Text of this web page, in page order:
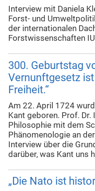
Interview mit Daniela
Forst- und
der internationalen
Forstwissenschaften
300. Geburtstag
Vernunftgesetz
Freiheit.“
Am 22. April 1724
Kant geboren. Prof.
Philosophie mit dem
Phänomenologie an
Interview über die
darüber, was Kant uns
„Die Nato ist